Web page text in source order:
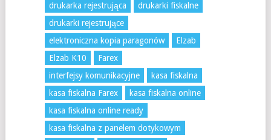
drukarka rejestrująca
drukarki fiskalne
drukarki rejestrujące
elektroniczna kopia paragonów
Elzab
Elzab K10
Farex
interfejsy komunikacyjne
kasa fiskalna
kasa fiskalna Farex
kasa fiskalna online
kasa fiskalna online ready
kasa fiskalna z panelem dotykowym